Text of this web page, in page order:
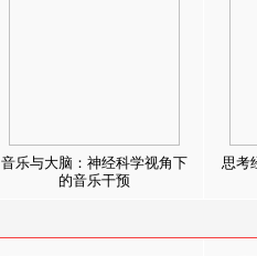
音乐与大脑：神经科学视角下
的音乐干预
思考